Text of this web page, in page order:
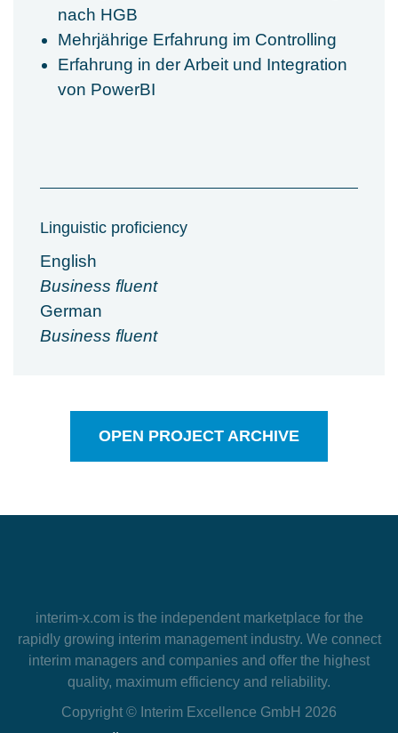
nach HGB
Mehrjährige Erfahrung im Controlling
Erfahrung in der Arbeit und Integration
von PowerBI
Linguistic proficiency
English
Business fluent
German
Business fluent
OPEN PROJECT ARCHIVE
interim-x.comis the independent marketplace for the
rapidly growing interim management industry. We connect
interim managers and companies and offer the highest
quality, maximum efficiency and reliability.
Copyright © Interim Excellence GmbH 2026